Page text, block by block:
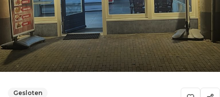
Gesloten